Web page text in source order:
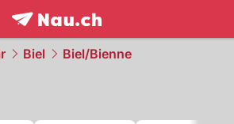
frontpage.NAU.ch
Biel Biel/Bienne